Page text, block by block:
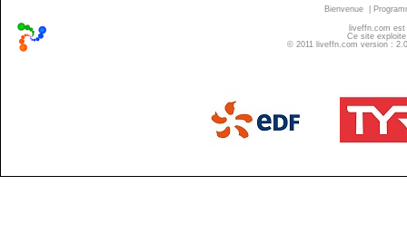
Bienvenue
liveffn.com
Ce site
© 2011 liveffn.com version :